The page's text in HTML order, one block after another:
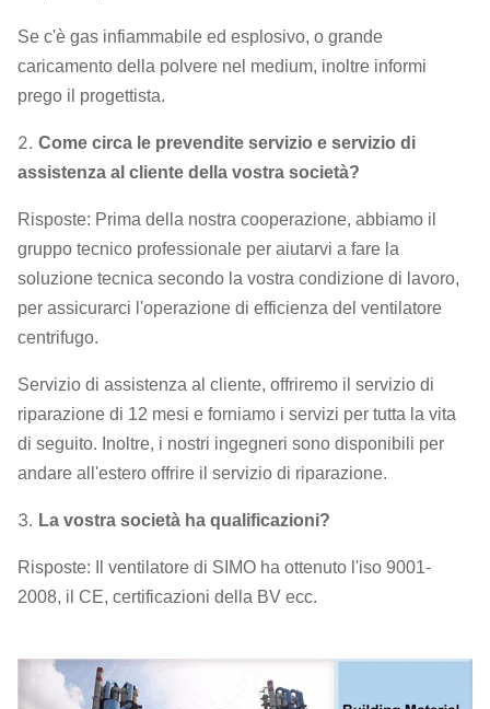
ZWZ…
centrifugo
Facoltativo
componenti
Telaio base del sistema, selezione protettiva,
compensatore della conduttura del silenziatore,
Flangia dello sbocco & dell'entrata,
ammortizzatore, azionatore elettrico, isolatore
di scossa, accoppiamento del diaframma,
accoppiamento fluido, copertura della pioggia
del motore, sensore di temperatura, sensore di
vibrazione, dispositivo d'avviamento molle,
motore, di lubrificazione, carro armato
sopraelevato ecc. del lubrificante.
Se c'è gas infiammabile ed esplosivo, o grande
caricamento della polvere nel medium, inoltre informi
prego il progettista.
2. Come circa le prevendite servizio e servizio di
assistenza al cliente della vostra società?
Risposte: Prima della nostra cooperazione, abbiamo il
gruppo tecnico professionale per aiutarvi a fare la
soluzione tecnica secondo la vostra condizione di lavoro,
per assicurarci l'operazione di efficienza del ventilatore
centrifugo.
Servizio di assistenza al cliente, offriremo il servizio di
riparazione di 12 mesi e forniamo i servizi per tutta la vita
di seguito. Inoltre, i nostri ingegneri sono disponibili per
andare all'estero offrire il servizio di riparazione.
3. La vostra società ha qualificazioni?
Risposte: Il ventilatore di SIMO ha ottenuto l'iso 9001-
2008, il CE, certificazioni della BV ecc.